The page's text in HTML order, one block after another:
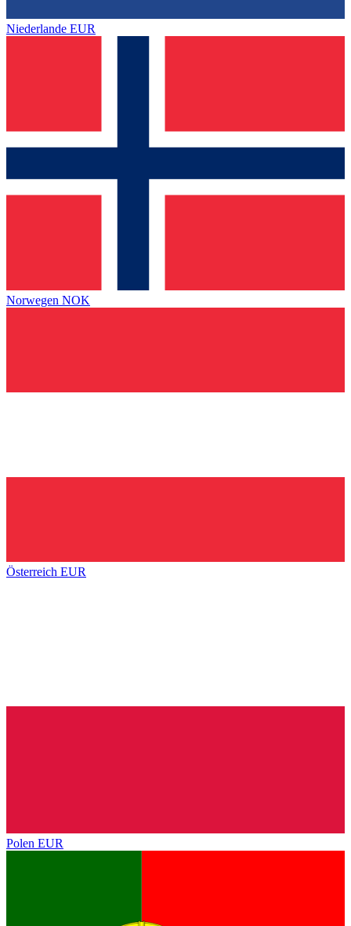
Niederlande EUR
Norwegen NOK
Österreich EUR
Polen EUR